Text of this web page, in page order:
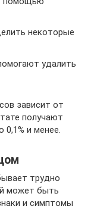
некоторые
удалить
зависит от
получают
и менее.
трудно
может быть
и симптомы